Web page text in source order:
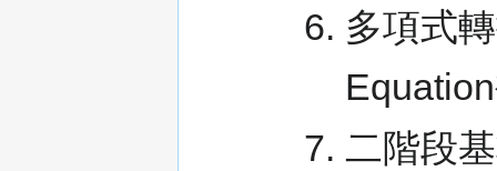
多項式
二階段